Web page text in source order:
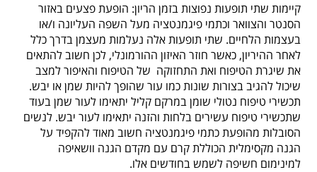
קיימות שתי תופעות נפוצות בזמן הריון: הופעת פצעים באזור
הסנטר והצוואר וכתמי פיגמנטציה מעל השפה העליונה ו/או
בעצמות הלחיים. שתי תופעות אלה נעלמות מעצמן בדרך כלל
לאחר ההיריון, כאשר חוזר האיזון ההורמונלי, לכן חשוב להתאים
את שיגרת הטיפוח ואת התחזוקה של הטיפוח והאיפור למצב
שיכול להגיב בצורות שונות כמו עור שהופך להיות שמן או יבש.
תכשירי טיפוח נטולי שומן במרקם קליל יתאימו לעור שמן בעוד
שתכשירי טיפוח עשירים בלחות והזנה יתאימו לעור יבש. לנשים
הסובלות מהופעת כתמי פיגמנטציה חשוב מאוד להקפיד על
הגנה מקסימלית הכוללת קרם עם מקדם הגנה וושאיפה
למינימום חשיפה לשמש בחודשים אלו.